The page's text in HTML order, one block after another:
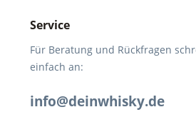
Service
Für Beratung und Rückfragen
einfach an:
info@deinwhisky.de